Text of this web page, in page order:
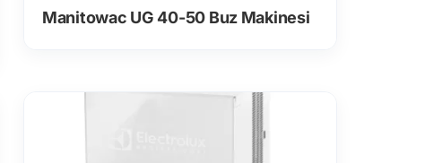
Manitowac UG 40-50 Buz Makinesi